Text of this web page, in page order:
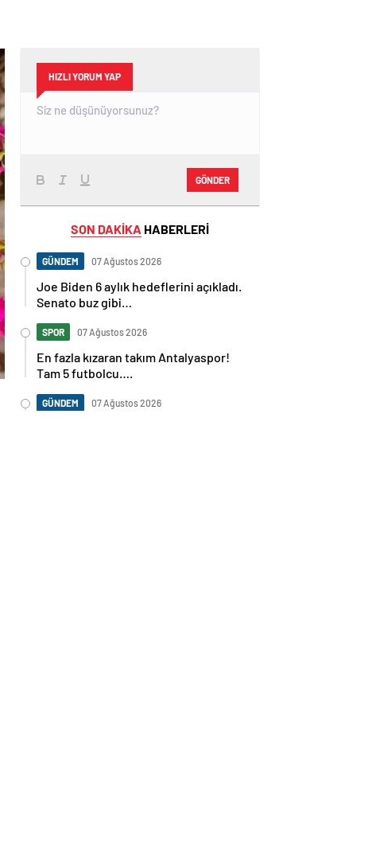
HIZLI YORUM YAP
GÖNDER
SON DAKİKA HABERLERİ
GÜNDEM 07 Ağustos 2026
Joe Biden 6 aylık hedeflerini açıkladı.
Senato buz gibi…
SPOR 07 Ağustos 2026
En fazla kızaran takım Antalyaspor!
Tam 5 futbolcu….
GÜNDEM 07 Ağustos 2026